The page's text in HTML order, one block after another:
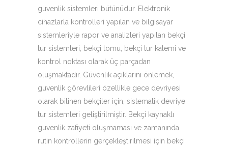
güvenlik sistemleri bütünüdür. Elektronik
cihazlarla kontrolleri yapılan ve bilgisayar
sistemleriyle rapor ve analizleri yapılan bekçi
tur sistemleri, bekçi tomu, bekçi tur kalemi ve
kontrol noktası olarak üç parçadan
oluşmaktadır. Güvenlik açıklarını önlemek,
güvenlik görevlileri özellikle gece devriyesi
olarak bilinen bekçiler için, sistematik devriye
tur sistemleri geliştirilmiştir. Bekçi kaynaklı
güvenlik zafiyeti oluşmaması ve zamanında
rutin kontrollerin gerçekleştirilmesi için bekçi